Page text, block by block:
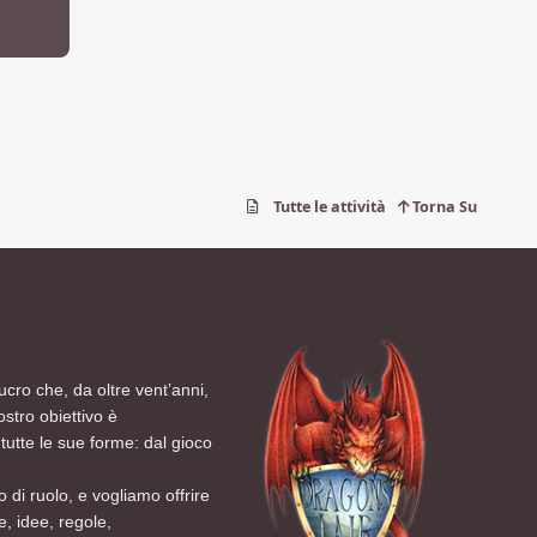
Tutte le attività Torna Su
che, da oltre vent’anni,
obiettivo è
le sue forme: dal gioco
di ruolo, e vogliamo offrire
idee, regole,